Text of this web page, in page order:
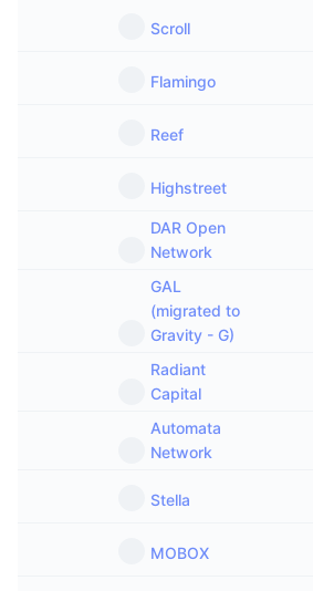
Scroll
Flamingo
Reef
Highstreet
DAR Open
Network
GAL
(migrated to
Gravity - G)
Radiant
Capital
Automata
Network
Stella
MOBOX